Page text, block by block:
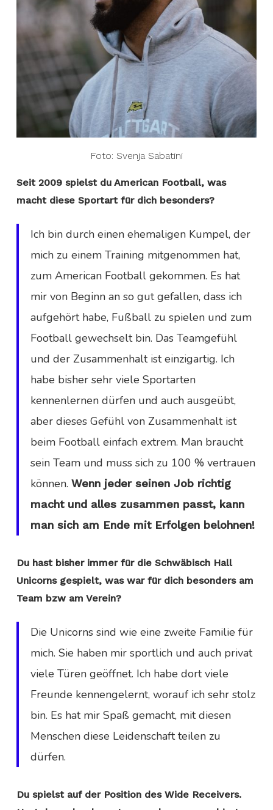
Foto: Svenja Sabatini
Seit 2009 spielst du American Football, was
macht diese Sportart für dich besonders?
Ich bin durch einen ehemaligen Kumpel, der
mich zu einem Training mitgenommen hat,
zum American Football gekommen. Es hat
mir von Beginn an so gut gefallen, dass ich
aufgehört habe, Fußball zu spielen und zum
Football gewechselt bin. Das Teamgefühl
und der Zusammenhalt ist einzigartig. Ich
habe bisher sehr viele Sportarten
kennenlernen dürfen und auch ausgeübt,
aber dieses Gefühl von Zusammenhalt ist
beim Football einfach extrem. Man braucht
sein Team und muss sich zu 100 % vertrauen
können.Wenn jeder seinen Job richtig
macht und alles zusammen passt, kann
man sich am Ende mit Erfolgen belohnen!
Du hast bisher immer für die Schwäbisch Hall
Unicorns gespielt, was war für dich besonders am
Team bzw am Verein?
Die Unicorns sind wie eine zweite Familie für
mich. Sie haben mir sportlich und auch privat
viele Türen geöffnet. Ich habe dort viele
Freunde kennengelernt, worauf ich sehr stolz
bin. Es hat mir Spaß gemacht, mit diesen
Menschen diese Leidenschaft teilen zu
dürfen.
Du spielst auf der Position des Wide Receivers.